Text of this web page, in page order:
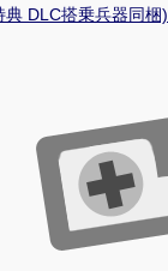
DLC搭乗兵器同梱)